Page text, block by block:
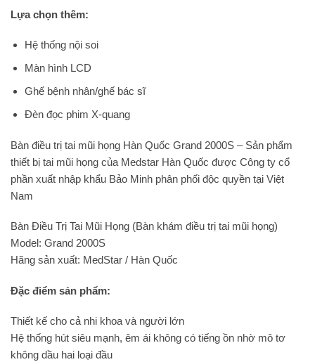
Lựa chọn thêm:
Hệ thống nội soi
Màn hình LCD
Ghế bệnh nhân/ghế bác sĩ
Đèn đọc phim X-quang
Bàn điều trị tai mũi họng Hàn Quốc Grand 2000S – Sản phẩm
thiết bị tai mũi họng của Medstar Hàn Quốc được Công ty cổ
phần xuất nhập khẩu Bảo Minh phân phối độc quyền tại Việt
Nam
Bàn Điều Trị Tai Mũi Họng (Bàn khám điều trị tai mũi họng)
Model: Grand 2000S
Hãng sản xuất: MedStar / Hàn Quốc
Đặc điểm sản phẩm:
Thiết kế cho cả nhi khoa và người lớn
Hệ thống hút siêu mạnh, êm ái không có tiếng ồn nhờ mô tơ
không dầu hai loại đầu